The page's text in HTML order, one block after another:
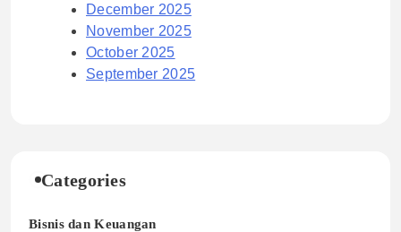
December 2025
November 2025
October 2025
September 2025
Categories
Bisnis dan Keuangan